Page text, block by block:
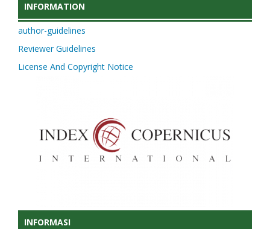
INFORMATION
author-guidelines
Reviewer Guidelines
License And Copyright Notice
INFORMASI